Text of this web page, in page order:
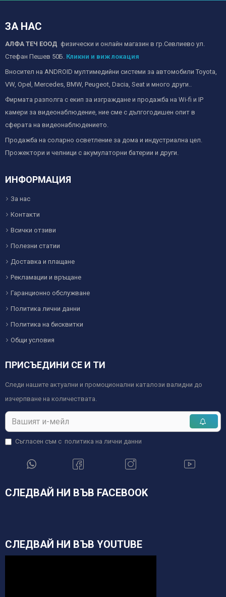
ЗА НАС
АЛФА ТЕЧ ЕООД физически и онлайн магазин в гр.Севлиево ул.
Стефан Пешев 50Б. Кликни и виж локация
Вносител на ANDROID мултимедийни системи за автомобили Toyota,
VW, Opel, Mercedes, BMW, Peugeot, Dacia, Seat и много други..
Фирмата разполга с екип за изграждане и продажба на Wi-fi и IP
камери за видеонаблюдение, ние сме с дългогодишен опит в
сферата на видеонаблюдението.
Продажба на соларно осветление за дома и индустриална цел.
Прожектори и челници с акумулаторни батерии и други.
ИНФОРМАЦИЯ
За нас
Контакти
Всички отзиви
Полезни статии
Доставка и плащане
Рекламации и връщане
Гаранционно обслужване
Политика лични данни
Политика на бисквитки
Общи условия
ПРИСЪЕДИНИ СЕ И ТИ
Следи нашите актуални и промоционални каталози валидни до
изчерпване на количествата.
Съгласен съм с политика на лични данни
СЛЕДВАЙ НИ ВЪВ FACEBOOK
СЛЕДВАЙ НИ ВЪВ YOUTUBE